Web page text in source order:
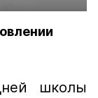
школы